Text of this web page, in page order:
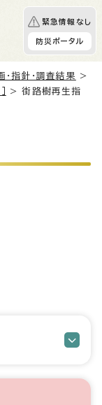
緊急情報なし
防災ポータル
・指針・調査結果
>
> 街路樹再生指